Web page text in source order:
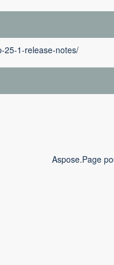
25-1-release-notes/
Aspose.Page